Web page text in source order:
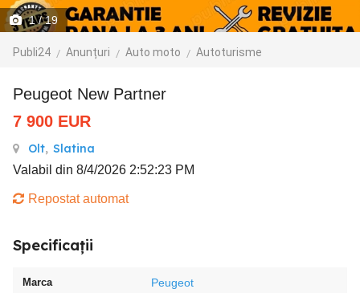
1/ 19
Publi24 Anunțuri Auto moto Autoturisme
Peugeot New Partner
7 900 EUR
Olt, Slatina
Valabil din 8/4/2026 2:52:23 PM
Repostat automat
Specificații
Marca Peugeot